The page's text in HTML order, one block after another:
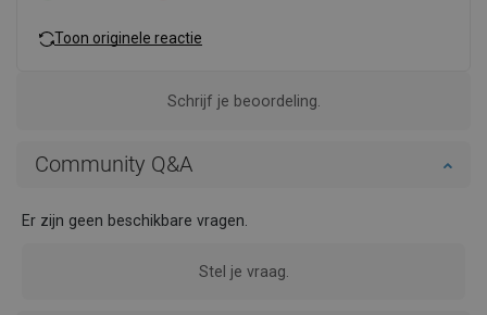
Toon originele reactie
Schrijf je beoordeling.
Community Q&A
Er zijn geen beschikbare vragen.
Stel je vraag.